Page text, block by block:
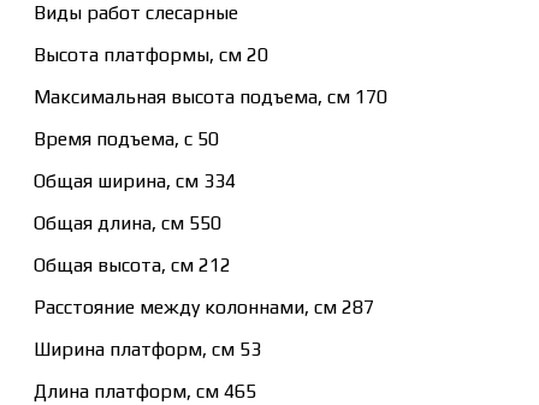
Виды работ слесарные
Высота платформы, см 20
Максимальная высота подъема, см 170
Время подъема, с 50
Общая ширина, см 334
Общая длина, см 550
Общая высота, см 212
Расстояние между колоннами, см 287
Ширина платформ, см 53
Длина платформ, см 465